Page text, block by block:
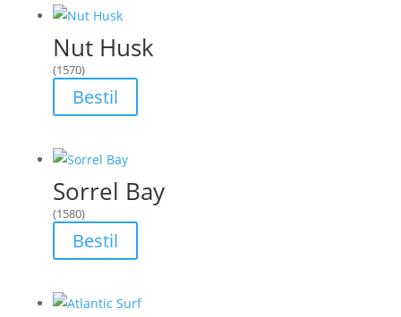
Nut Husk
(1570)
Bestil
Sorrel Bay
(1580)
Bestil